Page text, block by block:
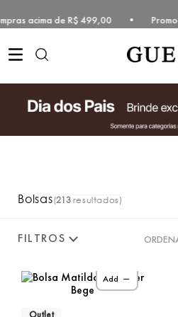
acima de R$ 499,00 •
Bolsas 213
Add